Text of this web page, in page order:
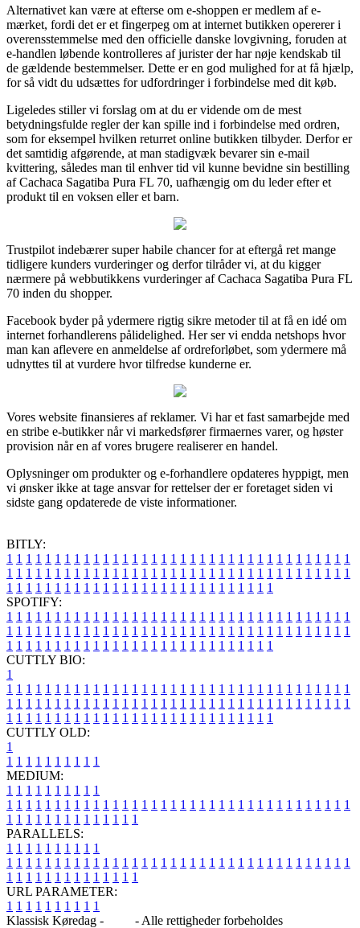
Alternativet kan være at efterse om e-shoppen er medlem af e-
mærket, fordi det er et fingerpeg om at internet butikken opererer i
overensstemmelse med den officielle danske lovgivning, foruden at
e-handlen løbende kontrolleres af jurister der har nøje kendskab til
de gældende bestemmelser. Dette er en god mulighed for at få hjælp,
for så vidt du udsættes for udfordringer i forbindelse med dit køb.
Ligeledes stiller vi forslag om at du er vidende om de mest
betydningsfulde regler der kan spille ind i forbindelse med ordren,
som for eksempel hvilken returret online butikken tilbyder. Derfor er
det samtidig afgørende, at man stadigvæk bevarer sin e-mail
kvittering, således man til enhver tid vil kunne bevidne sin bestilling
af Cachaca Sagatiba Pura FL 70, uafhængig om du leder efter et
produkt til en voksen eller et barn.
Trustpilot indebærer super habile chancer for at eftergå ret mange
tidligere kunders vurderinger og derfor tilråder vi, at du kigger
nærmere på webbutikkens vurderinger af Cachaca Sagatiba Pura FL
70 inden du shopper.
Facebook byder på ydermere rigtig sikre metoder til at få en idé om
internet forhandlerens pålidelighed. Her ser vi endda netshops hvor
man kan aflevere en anmeldelse af ordreforløbet, som ydermere må
udnyttes til at vurdere hvor tilfredse kunderne er.
Vores website finansieres af reklamer. Vi har et fast samarbejde med
en stribe e-butikker når vi markedsfører firmaernes varer, og høster
provision når en af vores brugere realiserer en handel.
Oplysninger om produkter og e-forhandlere opdateres hyppigt, men
vi ønsker ikke at tage ansvar for rettelser der er foretaget siden vi
sidste gang opdaterede de viste informationer.
BITLY:
1 1 1 1 1 1 1 1 1 1 1 1 1 1 1 1 1 1 1 1 1 1 1 1 1 1 1 1 1 1 1 1 1 1 1 1
1 1 1 1 1 1 1 1 1 1 1 1 1 1 1 1 1 1 1 1 1 1 1 1 1 1 1 1 1 1 1 1 1 1 1 1
1 1 1 1 1 1 1 1 1 1 1 1 1 1 1 1 1 1 1 1 1 1 1 1 1 1 1 1
SPOTIFY:
1 1 1 1 1 1 1 1 1 1 1 1 1 1 1 1 1 1 1 1 1 1 1 1 1 1 1 1 1 1 1 1 1 1 1 1
1 1 1 1 1 1 1 1 1 1 1 1 1 1 1 1 1 1 1 1 1 1 1 1 1 1 1 1 1 1 1 1 1 1 1 1
1 1 1 1 1 1 1 1 1 1 1 1 1 1 1 1 1 1 1 1 1 1 1 1 1 1 1 1
CUTTLY BIO:
1
1 1 1 1 1 1 1 1 1 1 1 1 1 1 1 1 1 1 1 1 1 1 1 1 1 1 1 1 1 1 1 1 1 1 1 1
1 1 1 1 1 1 1 1 1 1 1 1 1 1 1 1 1 1 1 1 1 1 1 1 1 1 1 1 1 1 1 1 1 1 1 1
1 1 1 1 1 1 1 1 1 1 1 1 1 1 1 1 1 1 1 1 1 1 1 1 1 1 1 1
CUTTLY OLD:
1
1 1 1 1 1 1 1 1 1 1
MEDIUM:
1 1 1 1 1 1 1 1 1 1
1 1 1 1 1 1 1 1 1 1 1 1 1 1 1 1 1 1 1 1 1 1 1 1 1 1 1 1 1 1 1 1 1 1 1 1
1 1 1 1 1 1 1 1 1 1 1 1 1 1
PARALLELS:
1 1 1 1 1 1 1 1 1 1
1 1 1 1 1 1 1 1 1 1 1 1 1 1 1 1 1 1 1 1 1 1 1 1 1 1 1 1 1 1 1 1 1 1 1 1
1 1 1 1 1 1 1 1 1 1 1 1 1 1
URL PARAMETER:
1 1 1 1 1 1 1 1 1 1
Klassisk Køredag -
- Alle rettigheder forbeholdes